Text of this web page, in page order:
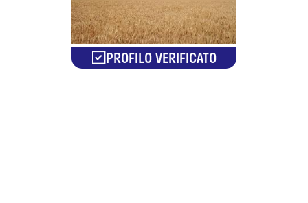
PROFILO VERIFICATO